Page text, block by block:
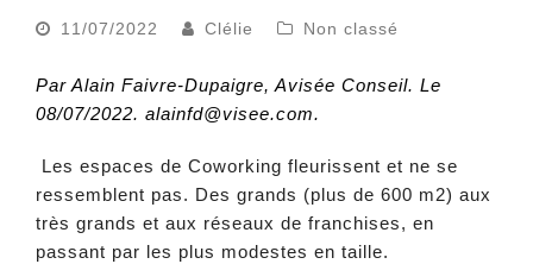
11/07/2022 Clélie Non classé
Par Alain Faivre-Dupaigre, Avisée Conseil. Le
08/07/2022. alainfd@visee.com.
Les espaces de Coworking fleurissent et ne se
ressemblent pas. Des grands (plus de 600 m2) aux
très grands et aux réseaux de franchises, en
passant par les plus modestes en taille.